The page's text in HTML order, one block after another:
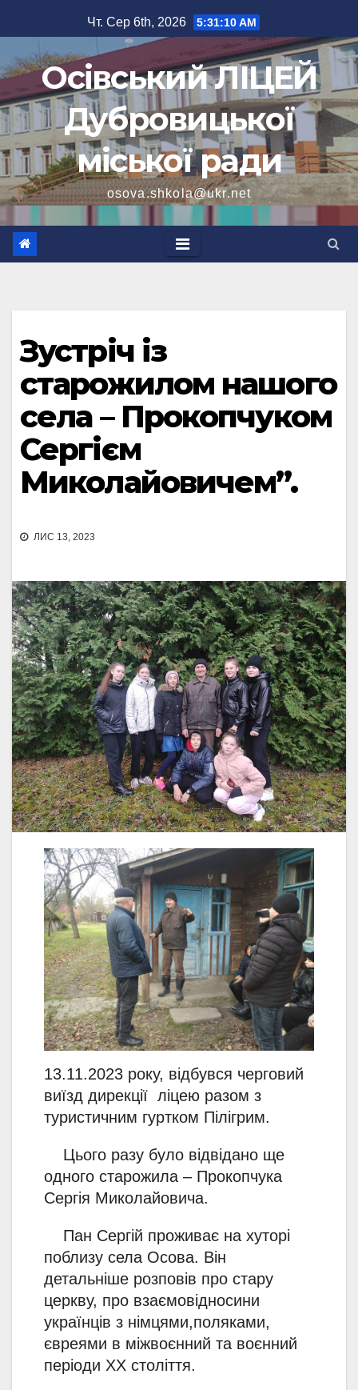
до
вмісту
Чт. Сер 6th, 2026 5:31:12 AM
Осівський ЛІЦЕЙ
Дубровицької
міської ради
osova.shkola@ukr.net
Зустріч із
старожилом нашого
села – Прокопчуком
Сергієм
Миколайовичем”.
ЛИС 13, 2023
13.11.2023 року, відбувся черговий
виїзд дирекції ліцею разом з
туристичним гуртком Пілігрим.
Цього разу було відвідано ще
одного старожила – Прокопчука
Сергія Миколайовича.
Пан Сергій проживає на хуторі
поблизу села Осова. Він
детальніше розповів про стару
церкву, про взаємовідносини
українців з німцями,поляками,
євреями в міжвоєнний та воєнний
періоди ХХ століття.